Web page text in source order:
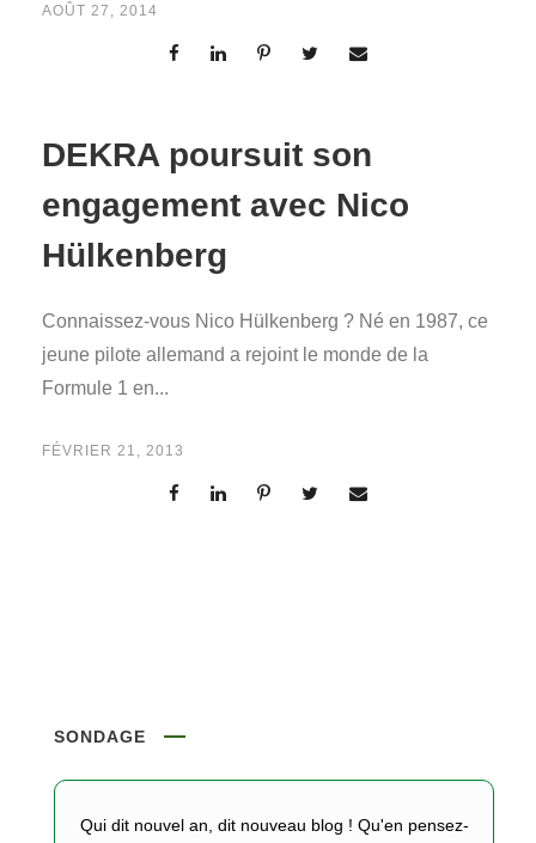
AOÛT 27, 2014
DEKRA poursuit son
engagement avec Nico
Hülkenberg
Connaissez-vous Nico Hülkenberg ? Né en 1987, ce
jeune pilote allemand a rejoint le monde de la
Formule 1 en...
FÉVRIER 21, 2013
SONDAGE
Qui dit nouvel an, dit nouveau blog ! Qu'en pensez-